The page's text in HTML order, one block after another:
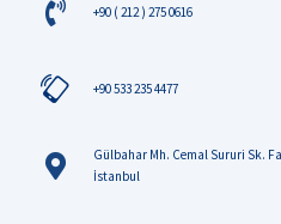
+90 ( 212 ) 275 0616
+90 533 235 4477
Gülbahar Mh. Cemal Sururi Sk.
İstanbul